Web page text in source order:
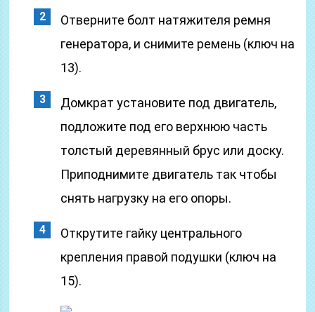
Отверните болт натяжителя ремня
генератора, и снимите ремень (ключ на
13).
Домкрат установите под двигатель,
подложите под его верхнюю часть
толстый деревянный брус или доску.
Приподнимите двигатель так чтобы
снять нагрузку на его опоры.
Открутите гайку центрального
крепления правой подушки (ключ на
15).